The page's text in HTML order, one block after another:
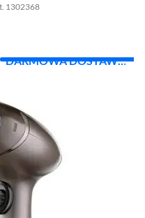
1302368
DARMOWA DOSTAWA